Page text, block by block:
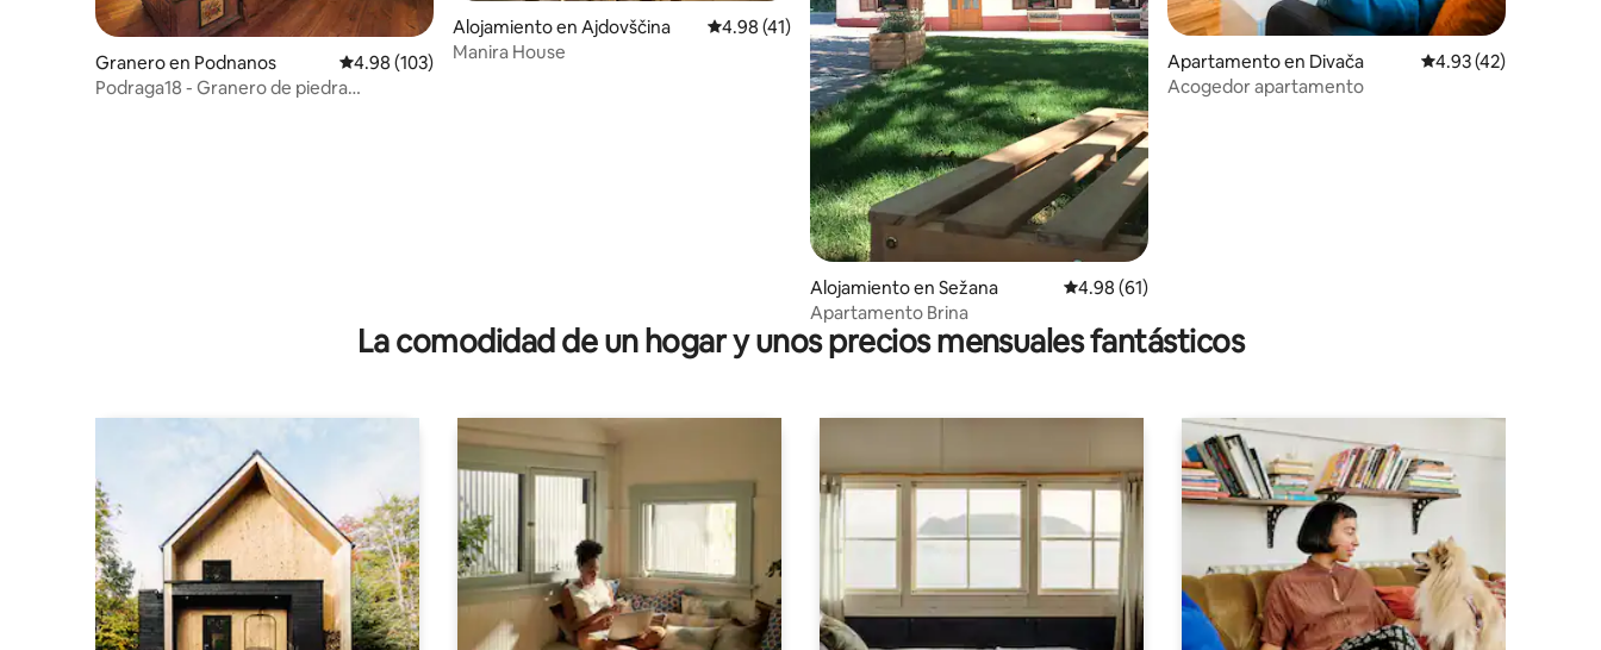
Granero en Podnanos Calificación promedio: 4.98 de 5, 103 reseñas
4.98 (103)
Podraga18 - Granero de piedra
Alojamiento en Ajdovščina Calificación promedio: 4.98 de 5, 41 reseñas
4.98 (41)
Manira House
Alojamiento en Sežana Calificación promedio: 4.98 de 5, 61 reseñas
4.98 (61)
Apartamento Brina
Apartamento en Divača Calificación
4.93 (42)
Acogedor apartamento
La comodidad de un hogar y unos precios mensuales fantásticos